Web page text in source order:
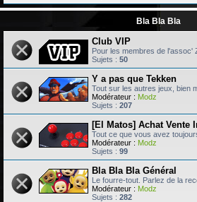
Bla Bla Bla
Club VIP
Pour les membres de l'assoc'
Sujets : 50
Y a pas que Tekken
Tout sur les autres jeux, bien
Modérateur : Modz
Sujets : 207
[El Matos] Achat Vente
Tout ce que vous avez
Modérateur : Modz
Sujets : 99
Bla Bla Bla Général
Le fourre-tout. Parlez de la
Modérateur : Modz
Sujets : 282